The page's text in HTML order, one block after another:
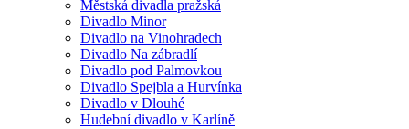
Městská divadla pražská
Divadlo Minor
Divadlo na Vinohradech
Divadlo Na zábradlí
Divadlo pod Palmovkou
Divadlo Spejbla a Hurvínka
Divadlo v Dlouhé
Hudební divadlo v Karlíně